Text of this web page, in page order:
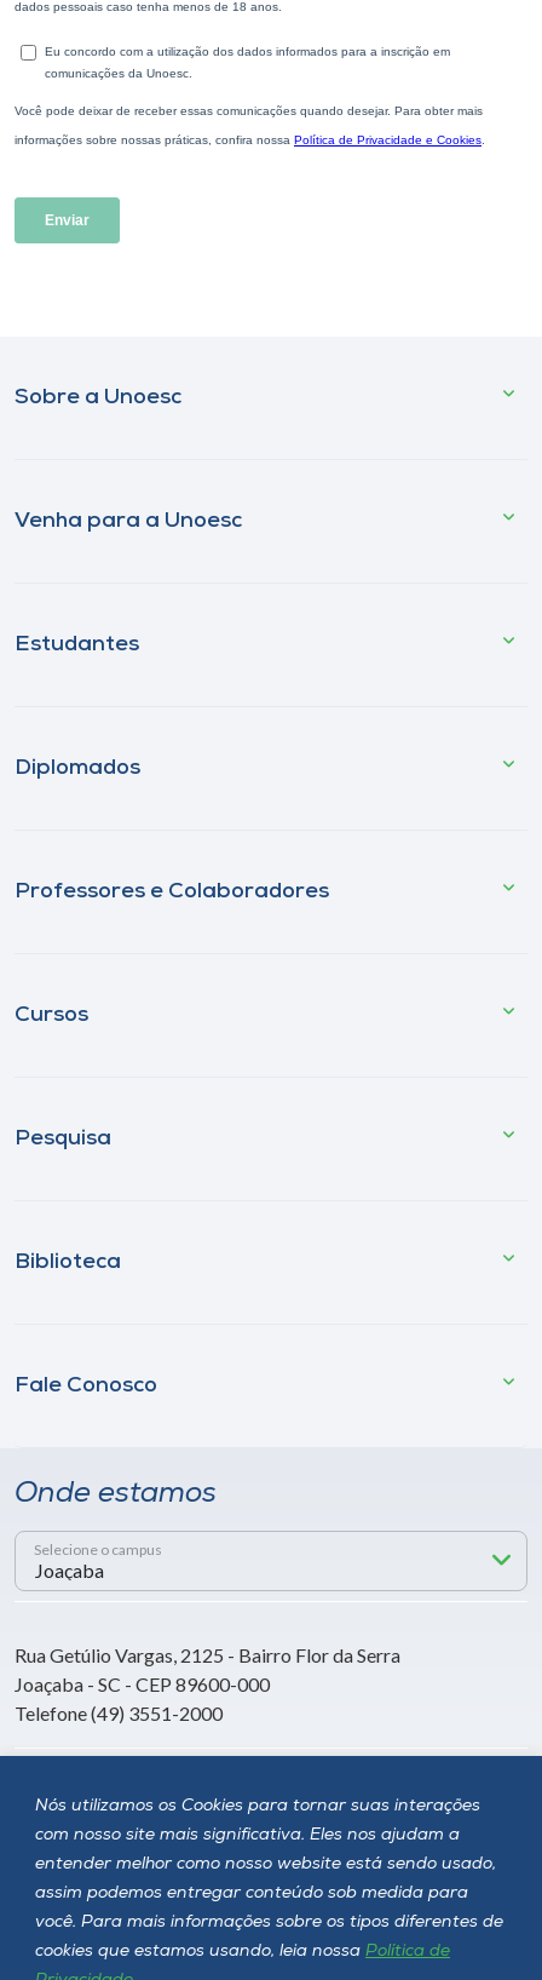
Nós utilizamos os Cookies para tornar suas interações
com nosso site mais significativa. Eles nos ajudam a
entender melhor como nosso website está sendo usado,
assim podemos entregar conteúdo sob medida para
você. Para mais informações sobre os tipos diferentes de
cookies que estamos usando, leia nossa Política de
Sobre a Unoesc
Venha para a Unoesc
Estudantes
Diplomados
Professores e Colaboradores
Cursos
Pesquisa
Biblioteca
Fale Conosco
Onde estamos
Selecione o campus
Rua Getúlio Vargas, 2125 - Bairro Flor da Serra
Joaçaba - SC - CEP 89600-000
Telefone (49) 3551-2000
Siga a Unoesc